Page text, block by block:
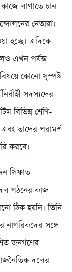
লাগাতে চান
নেতারা।
হচ্ছে। এদিকে
এখন পর্যন্ত
কোনো সুস্পষ্ট
সদস্যদের
বিভিন্ন শ্রেণি-
তাদের পরামর্শ
করবে।
সিফাত
গঠনের কাজ
ঠিক হয়নি। তিনি
নাগরিকদের সঙ্গে
জনগণের
দলের